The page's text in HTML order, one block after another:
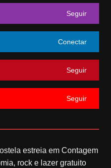
Seguir
Conectar
Seguir
Seguir
estreia em Contagem
rock e lazer gratuito